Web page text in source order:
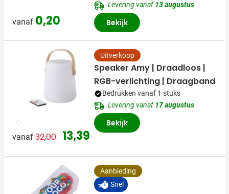
vanaf 0,20
Levering vanaf13 augustus
Bekijk
002
vanaf Normale prijs
32,00 Speciale prijs
13,39
Uitverkoop
Speaker Amy | Draadloos |
RGB-verlichting | Draagband
Bedrukken vanaf 1 stuks
Levering vanaf17 augustus
Bekijk
Aanbieding
Snel